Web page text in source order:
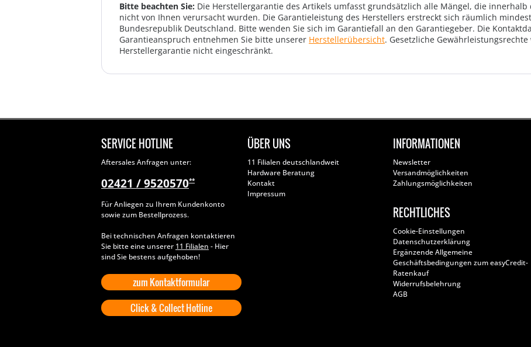
Bitte beachten Sie: Die Herstellergarantie des Artikels umfasst grundsätzlich alle Mängel, die
nicht von Ihnen verursacht wurden. Die Garantieleistung des Herstellers erstreckt sich räumlich
Bundesrepublik Deutschland. Bitte wenden Sie sich im Garantiefall an den Garantiegeber. Die
Garantieanspruch entnehmen Sie bitte unserer Herstellerübersicht. Gesetzliche
Herstellergarantie nicht eingeschränkt.
SERVICE HOTLINE
Aftersales Anfragen unter:
02421 / 9520570**
Für Anliegen zu Ihrem Kundenkonto
sowie zum Bestellprozess.
Bei technischen Anfragen kontaktieren
Sie bitte eine unserer 11 Filialen - Hier
sind Sie bestens aufgehoben!
zum Kontaktformular
Click & Collect Hotline
ÜBER UNS
11 Filialen deutschlandweit
Hardware Beratung
Kontakt
Impressum
INFORMATIONEN
Newsletter
Versandmöglichkeiten
Zahlungsmöglichkeiten
RECHTLICHES
Cookie-Einstellungen
Datenschutzerklärung
Ergänzende Allgemeine
Geschäftsbedingungen zum easyCredit-
Ratenkauf
Widerrufsbelehrung
AGB